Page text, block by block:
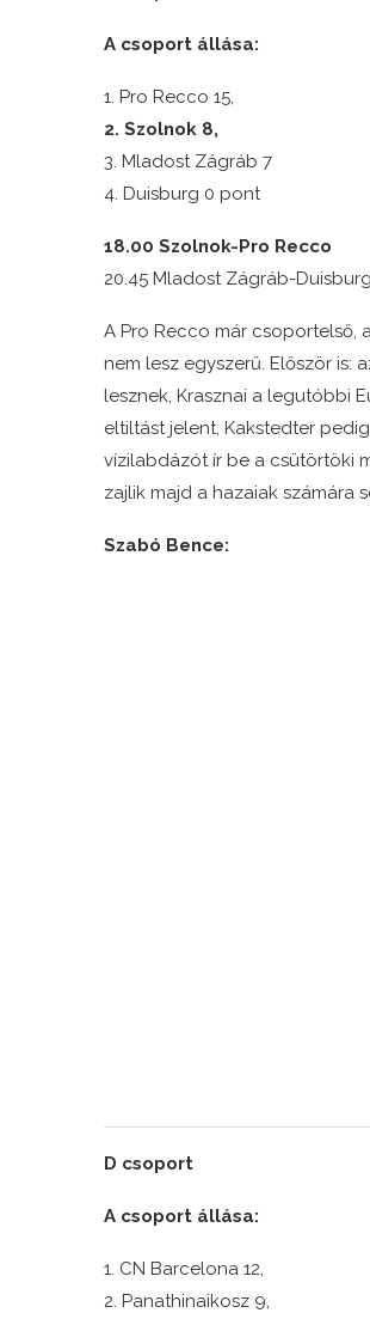
A csoport állása:
1. Pro Recco 15,
2. Szolnok 8,
3. Mladost Zágráb 7
4. Duisburg 0 pont
18.00 Szolnok-Pro Recco
20.45 Mladost Zágráb-Duisburg
A Pro Recco már csoportelső,
nem lesz egyszerű. Először is:
lesznek, Krasznai a legutóbbi
eltiltást jelent, Kakstedter
vízilabdázót ír be a csütörtöki
zajlik majd a hazaiak számára
Szabó Bence:
D csoport
A csoport állása:
1. CN Barcelona 12,
2. Panathinaikosz 9,